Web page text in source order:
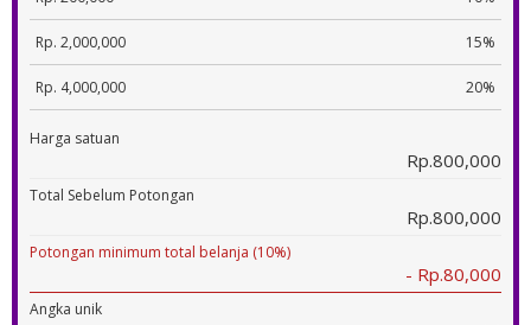
Rp. 2,000,000 15%
Rp. 4,000,000 20%
Harga satuan
Rp.800,000
Total Sebelum Potongan
Rp.800,000
Potongan minimum total belanja (10%)
- Rp.80,000
Angka unik